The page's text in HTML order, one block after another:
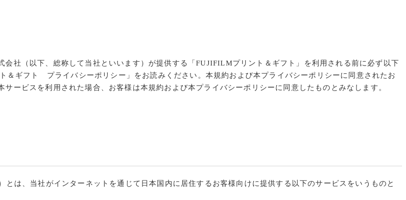
社（以下、総称して当社といいます）が提供する「FUJIFILMプリント＆ギフト」を利用される前に必ず以下
ギフト プライバシーポリシー」をお読みください。本規約および本プライバシーポリシーに同意されたお
ービスを利用された場合、お客様は本規約および本プライバシーポリシーに同意したものとみなします。
は、当社がインターネットを通じて日本国内に居住するお客様向けに提供する以下のサービスをいうものと